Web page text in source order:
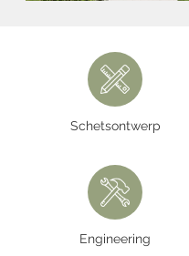
Schetsontwerp
Engineering